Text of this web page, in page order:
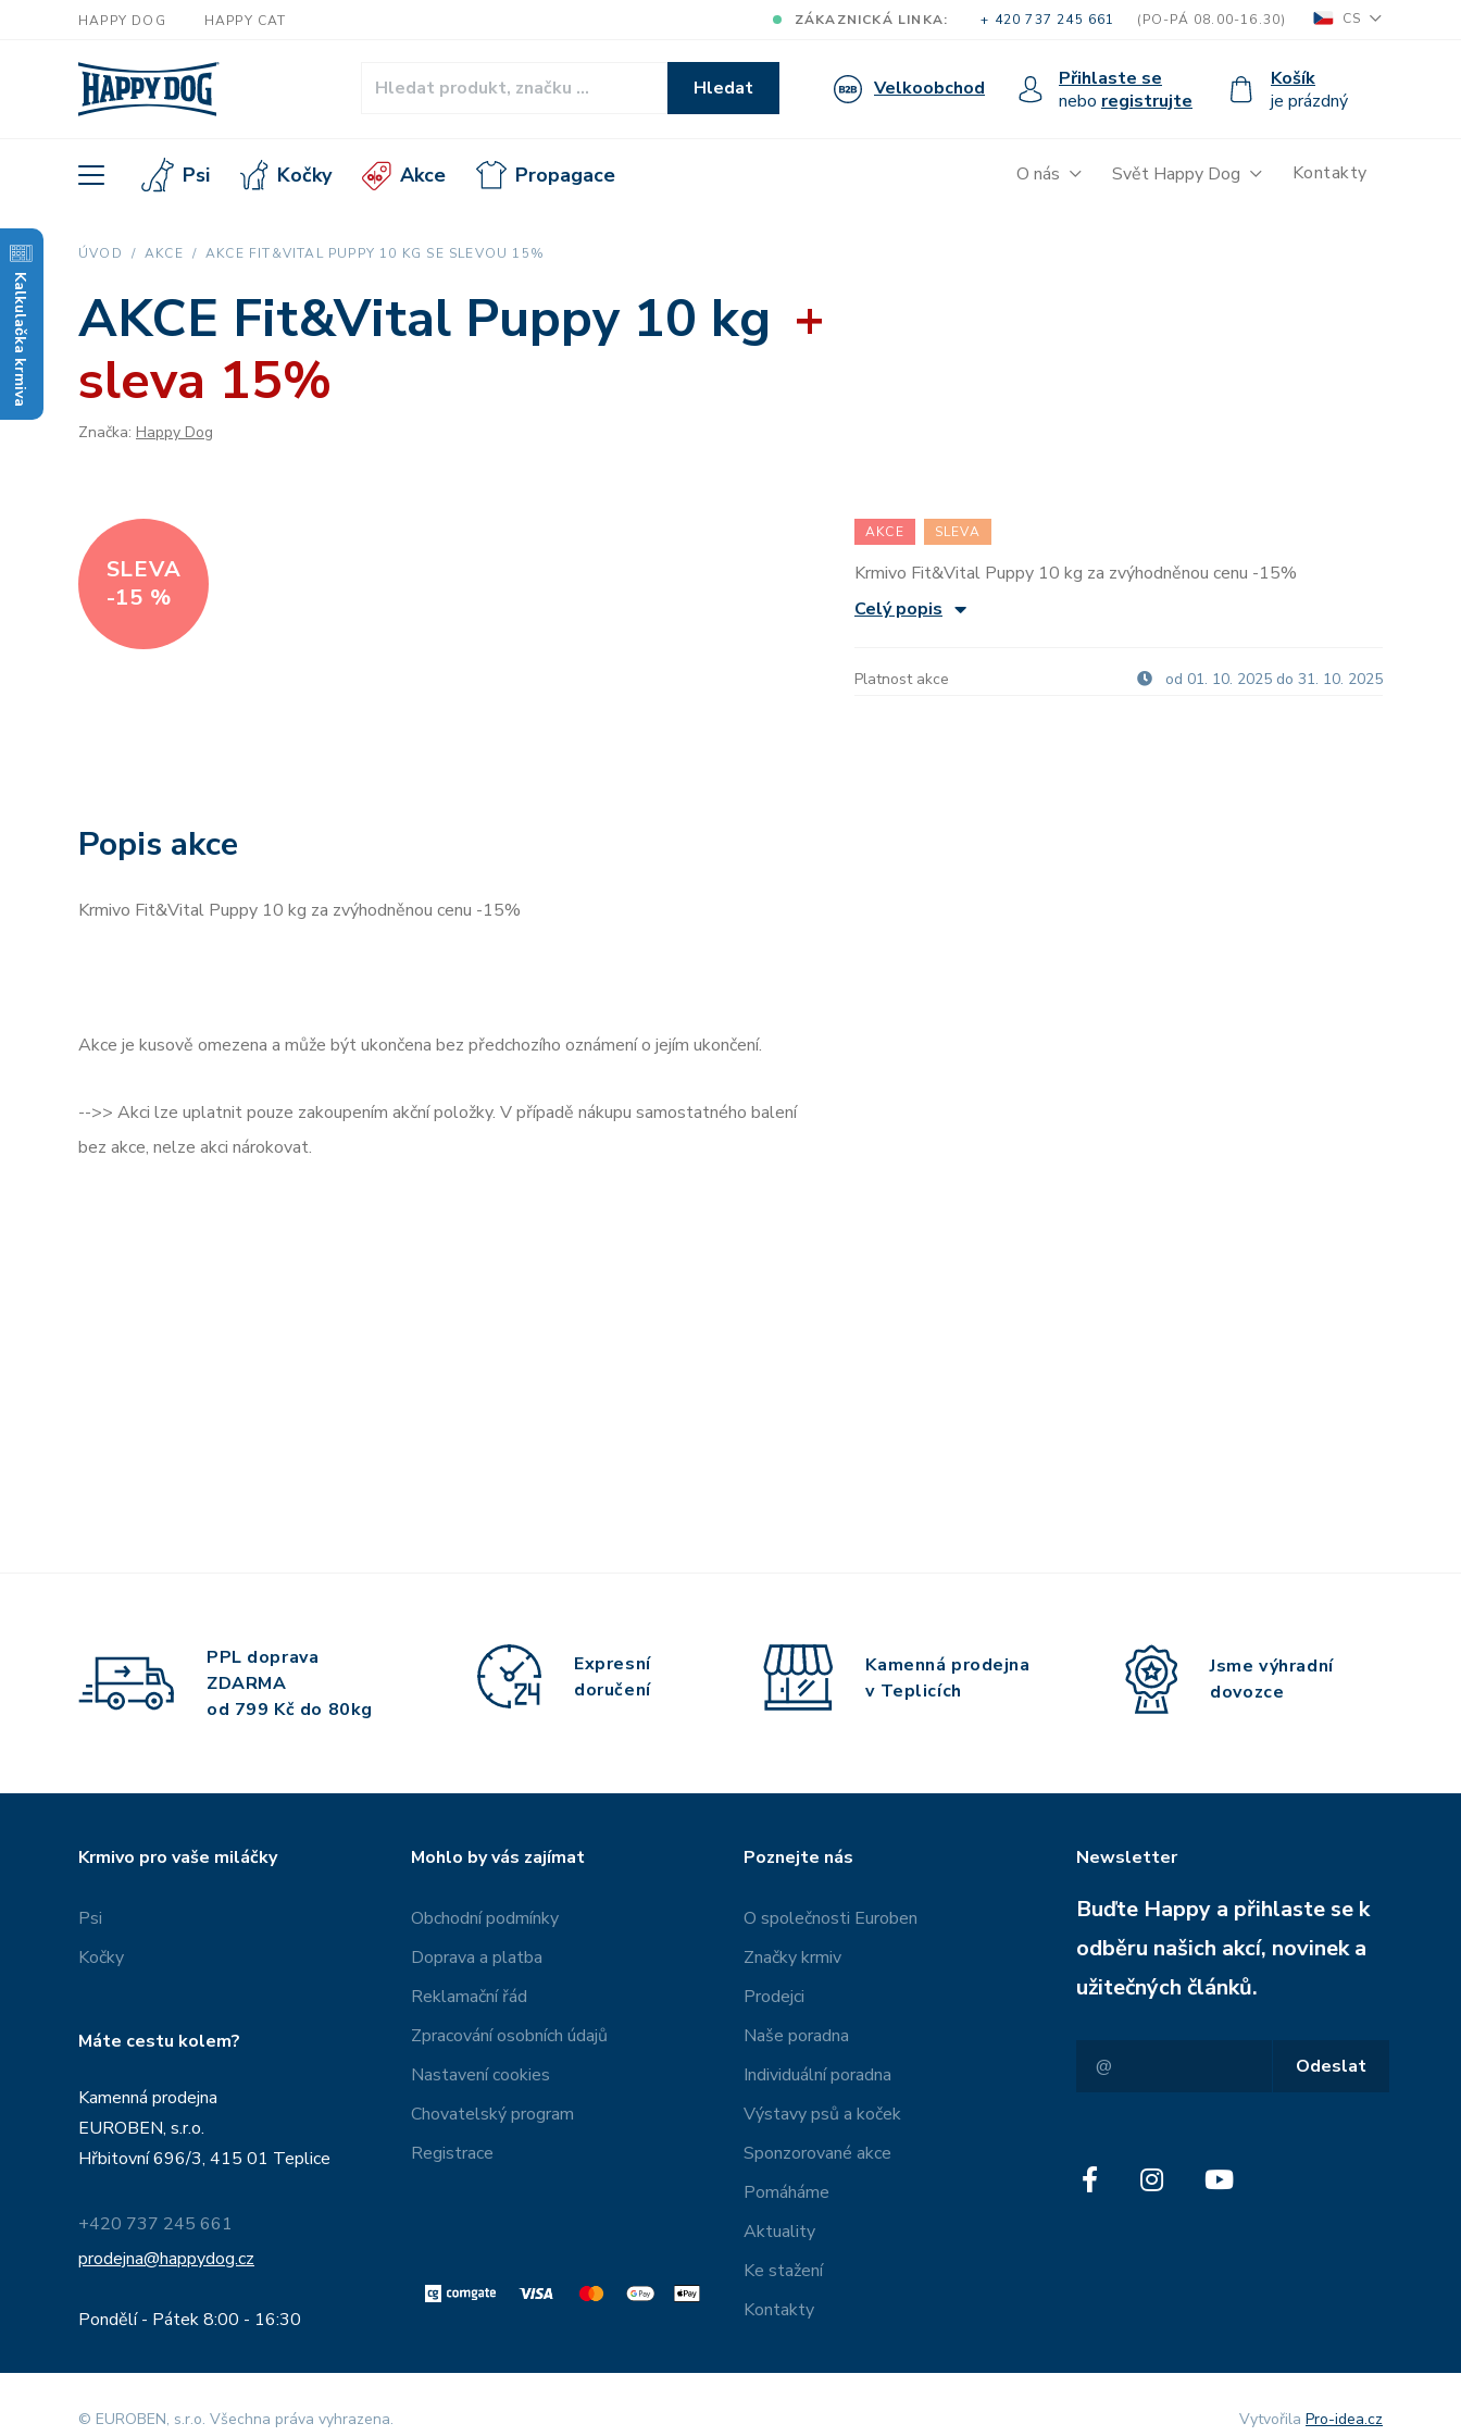
Kalkulačka krmiva
HAPPY DOG HAPPY CAT ZÁKAZNICKÁ LINKA: + 420 737 245 661 (PO-PÁ 08.00-16.30) CS
Hledat Velkoobchod
Přihlaste se
nebo registrujte
Košík
je prázdný
Psi Kočky Akce Propagace O nás Svět Happy Dog Kontakty
ÚVOD AKCE AKCE FIT&VITAL PUPPY 10 KG SE SLEVOU 15%
AKCE Fit&Vital Puppy 10 kg +
sleva 15%
Značka: Happy Dog
SLEVA
-15 %
AKCE SLEVA
Krmivo Fit&Vital Puppy 10 kg za zvýhodněnou cenu -15%
Celý popis
Platnost akce od 01. 10. 2025 do 31. 10. 2025
Popis akce
Krmivo Fit&Vital Puppy 10 kg za zvýhodněnou cenu -15%
Akce je kusově omezena a může být ukončena bez předchozího oznámení o jejím ukončení.
-->> Akci lze uplatnit pouze zakoupením akční položky. V případě nákupu samostatného balení
bez akce, nelze akci nárokovat.
PPL doprava
ZDARMA
od 799 Kč do 80kg
Expresní
doručení
Kamenná prodejna
v Teplicích
Jsme výhradní
dovozce
Krmivo pro vaše miláčky
Psi
Kočky
Máte cestu kolem?
Kamenná prodejna
EUROBEN, s.r.o.
Hřbitovní 696/3, 415 01 Teplice
+420 737 245 661
prodejna@happydog.cz
Pondělí - Pátek 8:00 - 16:30
Mohlo by vás zajímat
Obchodní podmínky
Doprava a platba
Reklamační řád
Zpracování osobních údajů
Nastavení cookies
Chovatelský program
Registrace
Poznejte nás
O společnosti Euroben
Značky krmiv
Prodejci
Naše poradna
Individuální poradna
Výstavy psů a koček
Sponzorované akce
Pomáháme
Aktuality
Ke stažení
Kontakty
Newsletter
Buďte Happy a přihlaste se k
odběru našich akcí, novinek a
užitečných článků.
Odeslat
© EUROBEN, s.r.o. Všechna práva vyhrazena. Vytvořila Pro-idea.cz